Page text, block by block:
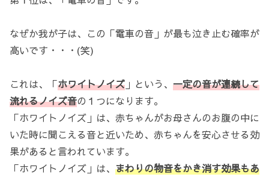
なぜか我が子は、この「電車の音」が最も泣き止む確率が
高いです・・・(笑)
これは、「ホワイトノイズ 」という、 一定の音が連続して
流れるノイズ音の１つになります。
「ホワイトノイズ」は、赤ちゃんがお母さんのお腹の中に
いた時に聞こえる音と近いため、赤ちゃんを安心させる効
果があると言われています。
「ホワイトノイズ」は、 まわりの物音をかき消す効果もあ